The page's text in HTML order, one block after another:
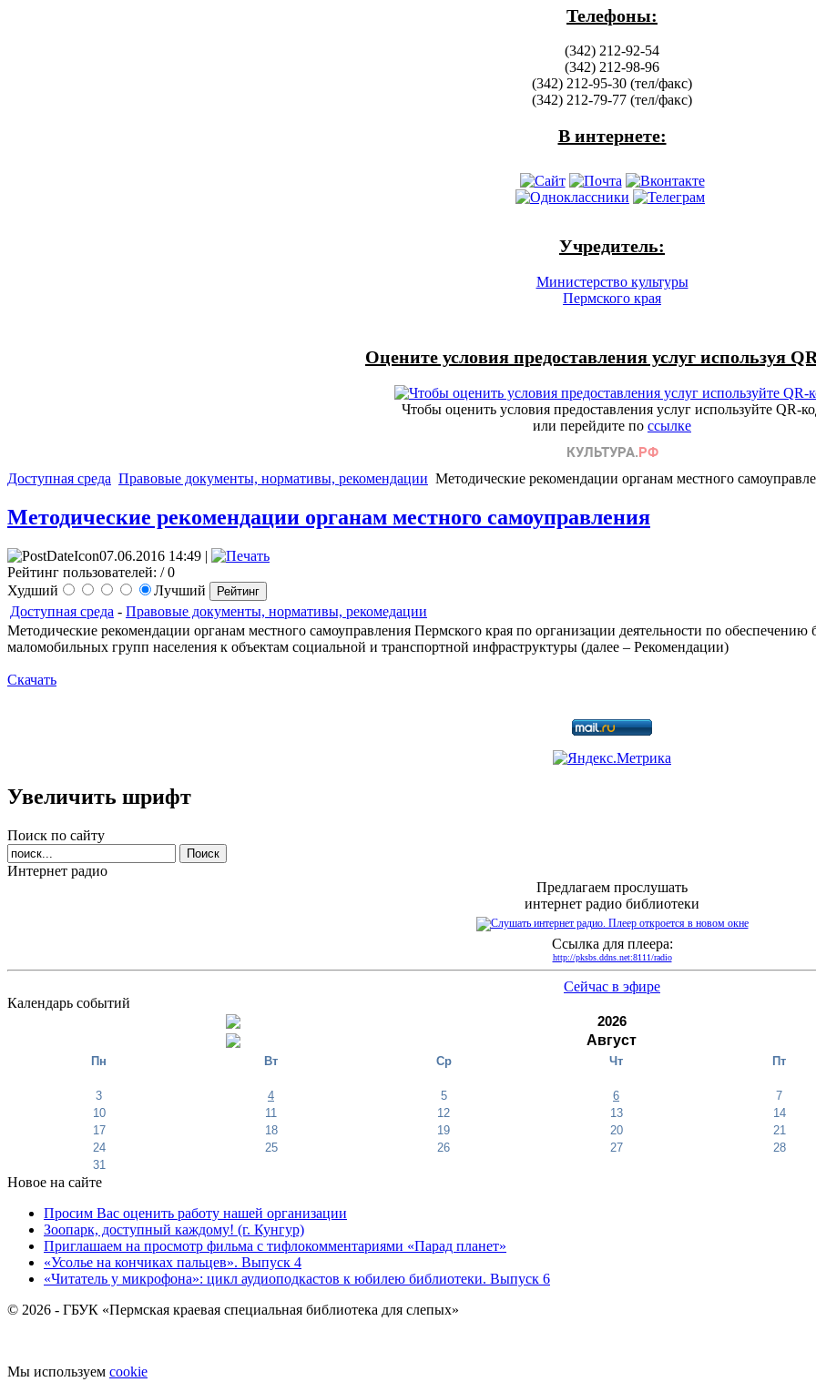
Телефоны:
(342) 212-92-54
(342) 212-98-96
(342) 212-95-30 (тел/факс)
(342) 212-79-77 (тел/факс)
В интернете:
Учредитель:
Министерство культуры
Пермского края
Оцените условия предоставления услуг используя
Чтобы оценить условия предоставления услуг используйте QR-
или перейдите по ссылке
Доступная среда Правовые документы, нормативы, рекомендации Методические рекомендации органам местного
Методические рекомендации органам местного самоуправления
07.06.2016 14:49 |
Рейтинг пользователей: / 0
Худший
Лучший
Доступная среда - Правовые документы, нормативы, рекомедации
Методические рекомендации органам местного самоуправления Пермского края по организации деятельности по обеспечению
маломобильных групп населения к объектам социальной и транспортной инфраструктуры (далее – Рекомендации)
Скачать
Увеличить шрифт
Поиск по сайту
Интернет радио
Предлагаем прослушать
интернет радио библиотеки
Ссылка для плеера:
http://pksbs.ddns.net:8111/radio
Сейчас в эфире
Календарь событий
2026
Август
Пн Вт Ср Чт Пт
3
4 5 6 7
10
11 12 13 14
17
18 19 20 21
24
25 26 27 28
31
Новое на сайте
Просим Вас оценить работу нашей организации
Зоопарк, доступный каждому! (г. Кунгур)
Приглашаем на просмотр фильма с тифлокомментариями «Парад планет»
«Усолье на кончиках пальцев». Выпуск 4
«Читатель у микрофона»: цикл аудиоподкастов к юбилею библиотеки. Выпуск 6
© 2026 - ГБУК «Пермская краевая специальная библиотека для слепых»
Мы используем cookie